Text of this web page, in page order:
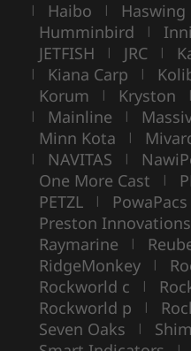
| Haibo | Haswing
Humminbird | Inni
JETFISH | JRC |
| Kiana Carp |
Korum | Kryston |
| Mainline |
Minn Kota |
| NAVITAS |
One More Cast |
PETZL | PowaPacs
Preston Innovations
Raymarine |
RidgeMonkey |
Rockworld c |
Rockworld p |
Seven Oaks |